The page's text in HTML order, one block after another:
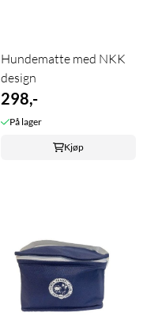
Hundematte med NKK
design
298,-
På lager
Kjøp